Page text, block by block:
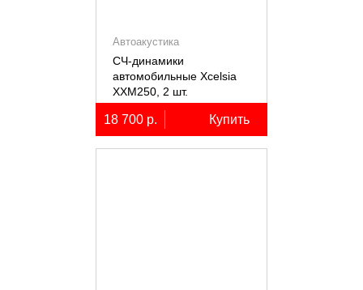
Автоакустика
СЧ-динамики
автомобильные Xcelsia
XXM250, 2 шт.
18 700 р. Купить